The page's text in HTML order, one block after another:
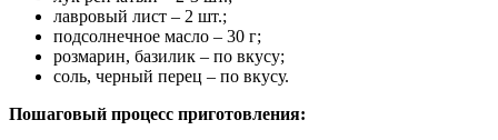
лавровый лист – 2 шт.;
подсолнечное масло – 30 г;
розмарин, базилик – по вкусу;
соль, черный перец – по вкусу.
Пошаговый процесс приготовления: